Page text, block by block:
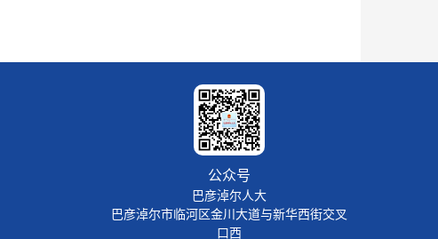
公众号
巴彦淖尔人大
巴彦淖尔市临河区金川大道与新华西街交叉
口西